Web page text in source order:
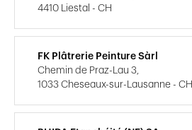
4410 Liestal - CH
FK Plâtrerie Peinture Sàrl
Chemin de Praz-Lau 3,
1033 Cheseaux-sur-Lausanne - CH